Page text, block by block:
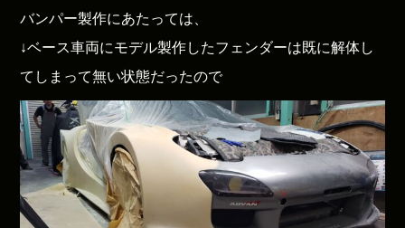
バンパー製作にあたっては、
↓ベース車両にモデル製作したフェンダーは既に解体し
てしまって無い状態だったので